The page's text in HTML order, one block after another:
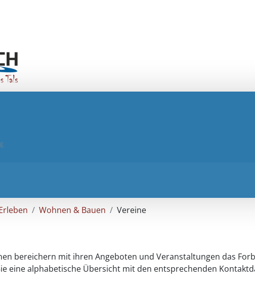
Wohnen & Bauen Vereine
bereichern mit ihren Angeboten und Veranstaltungen das
eine alphabetische Übersicht mit den entsprechenden